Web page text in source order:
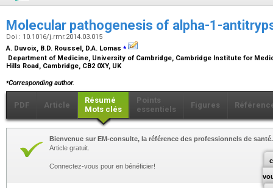
Molecular pathogenesis of alpha-1-
Doi : 10.1016/j.rmr.2014.03.015
A. Duvoix, B.D. Roussel, D.A. Lomas ⁎
Department of Medicine, University of Cambridge, Cambridge Institute for
Hills Road, Cambridge, CB2 0XY, UK
⁎Corresponding author.
PDF Article
Résumé
Mots clés
Points
essentiels
Figures
Bienvenue sur EM-consulte, la référence des professionnels de santé.
Article gratuit.
Connectez-vous pour en bénéficier!